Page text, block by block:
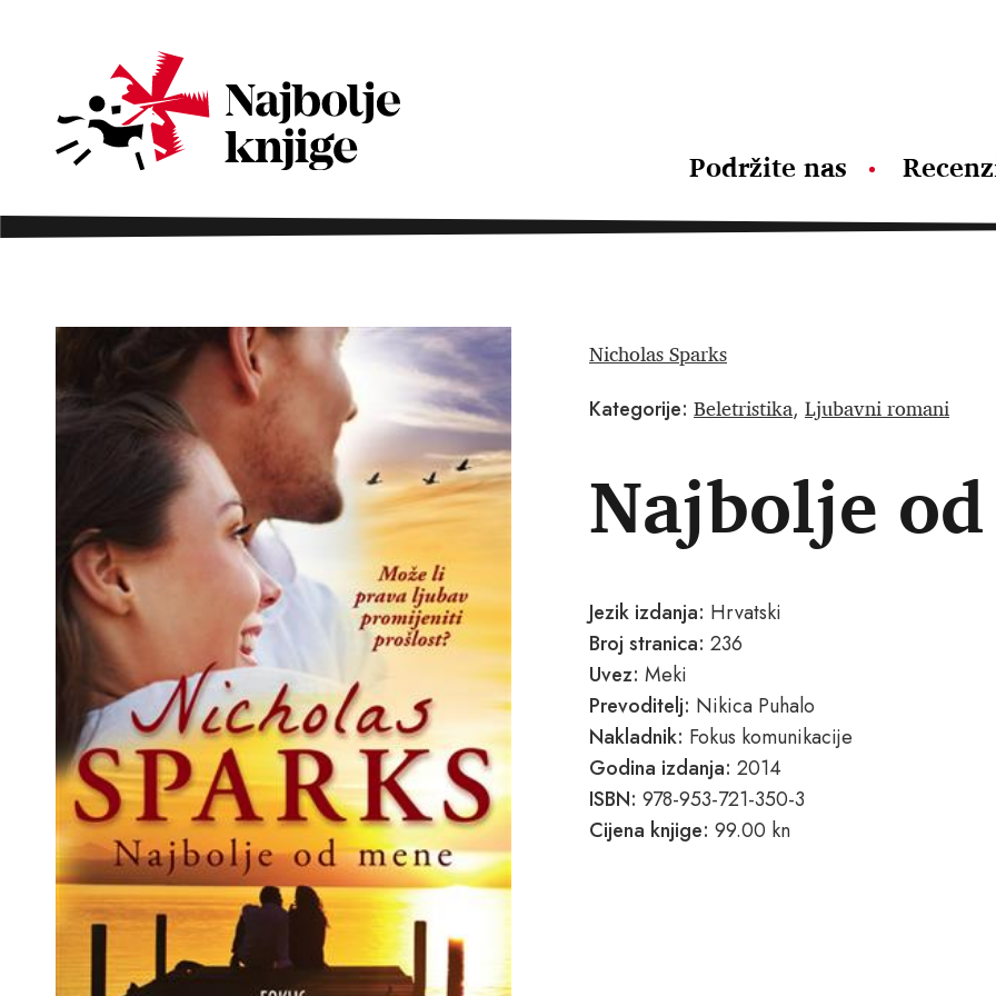
Podržite nas
Nicholas Sparks
Kategorije: Beletristika, Ljubavni romani
Najbolje
Jezik izdanja: Hrvatski
Broj stranica: 236
Uvez: Meki
Prevoditelj: Nikica Puhalo
Nakladnik: Fokus komunikacije
Godina izdanja: 2014
ISBN: 978-953-721-350-3
Cijena knjige: 99.00 kn